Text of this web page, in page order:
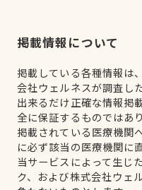
掲載情報について
掲載している各種情報は
会社ウェルネスが調査し
出来るだけ正確な情報掲
全に保証するものではあ
掲載されている医療機関
に必ず該当の医療機関に
当サービスによって生じ
ク、および株式会社ウェ